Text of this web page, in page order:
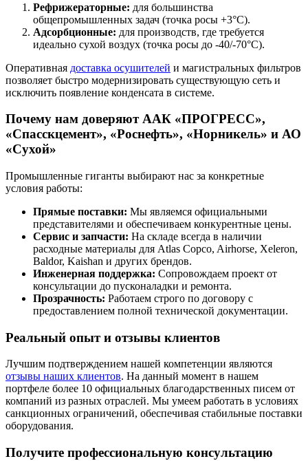
Рефрижераторные: для большинства
общепромышленных задач (точка росы +3°C).
Адсорбционные: для производств, где требуется
идеально сухой воздух (точка росы до -40/-70°C).
Оперативная доставка осушителей и магистральных фильтров
позволяет быстро модернизировать существующую сеть и
исключить появление конденсата в системе.
Почему нам доверяют ААК «ПРОГРЕСС»,
«Спасскцемент», «Роснефть», «Норникель» и АО
«Сухой»
Промышленные гиганты выбирают нас за конкретные
условия работы:
Прямые поставки: Мы являемся официальными
представителями и обеспечиваем конкурентные цены.
Сервис и запчасти: На складе всегда в наличии
расходные материалы для Atlas Copco, Airhorse, Xeleron,
Baldor, Kaishan и других брендов.
Инженерная поддержка: Сопровождаем проект от
консультации до пусконаладки и ремонта.
Прозрачность: Работаем строго по договору с
предоставлением полной технической документации.
Реальный опыт и отзывы клиентов
Лучшим подтверждением нашей компетенции являются
отзывы наших клиентов. На данный момент в нашем
портфеле более 10 официальных благодарственных писем от
компаний из разных отраслей. Мы умеем работать в условиях
санкционных ограничений, обеспечивая стабильные поставки
оборудования.
Получите профессиональную консультацию